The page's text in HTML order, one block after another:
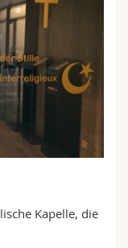
Kapelle, die